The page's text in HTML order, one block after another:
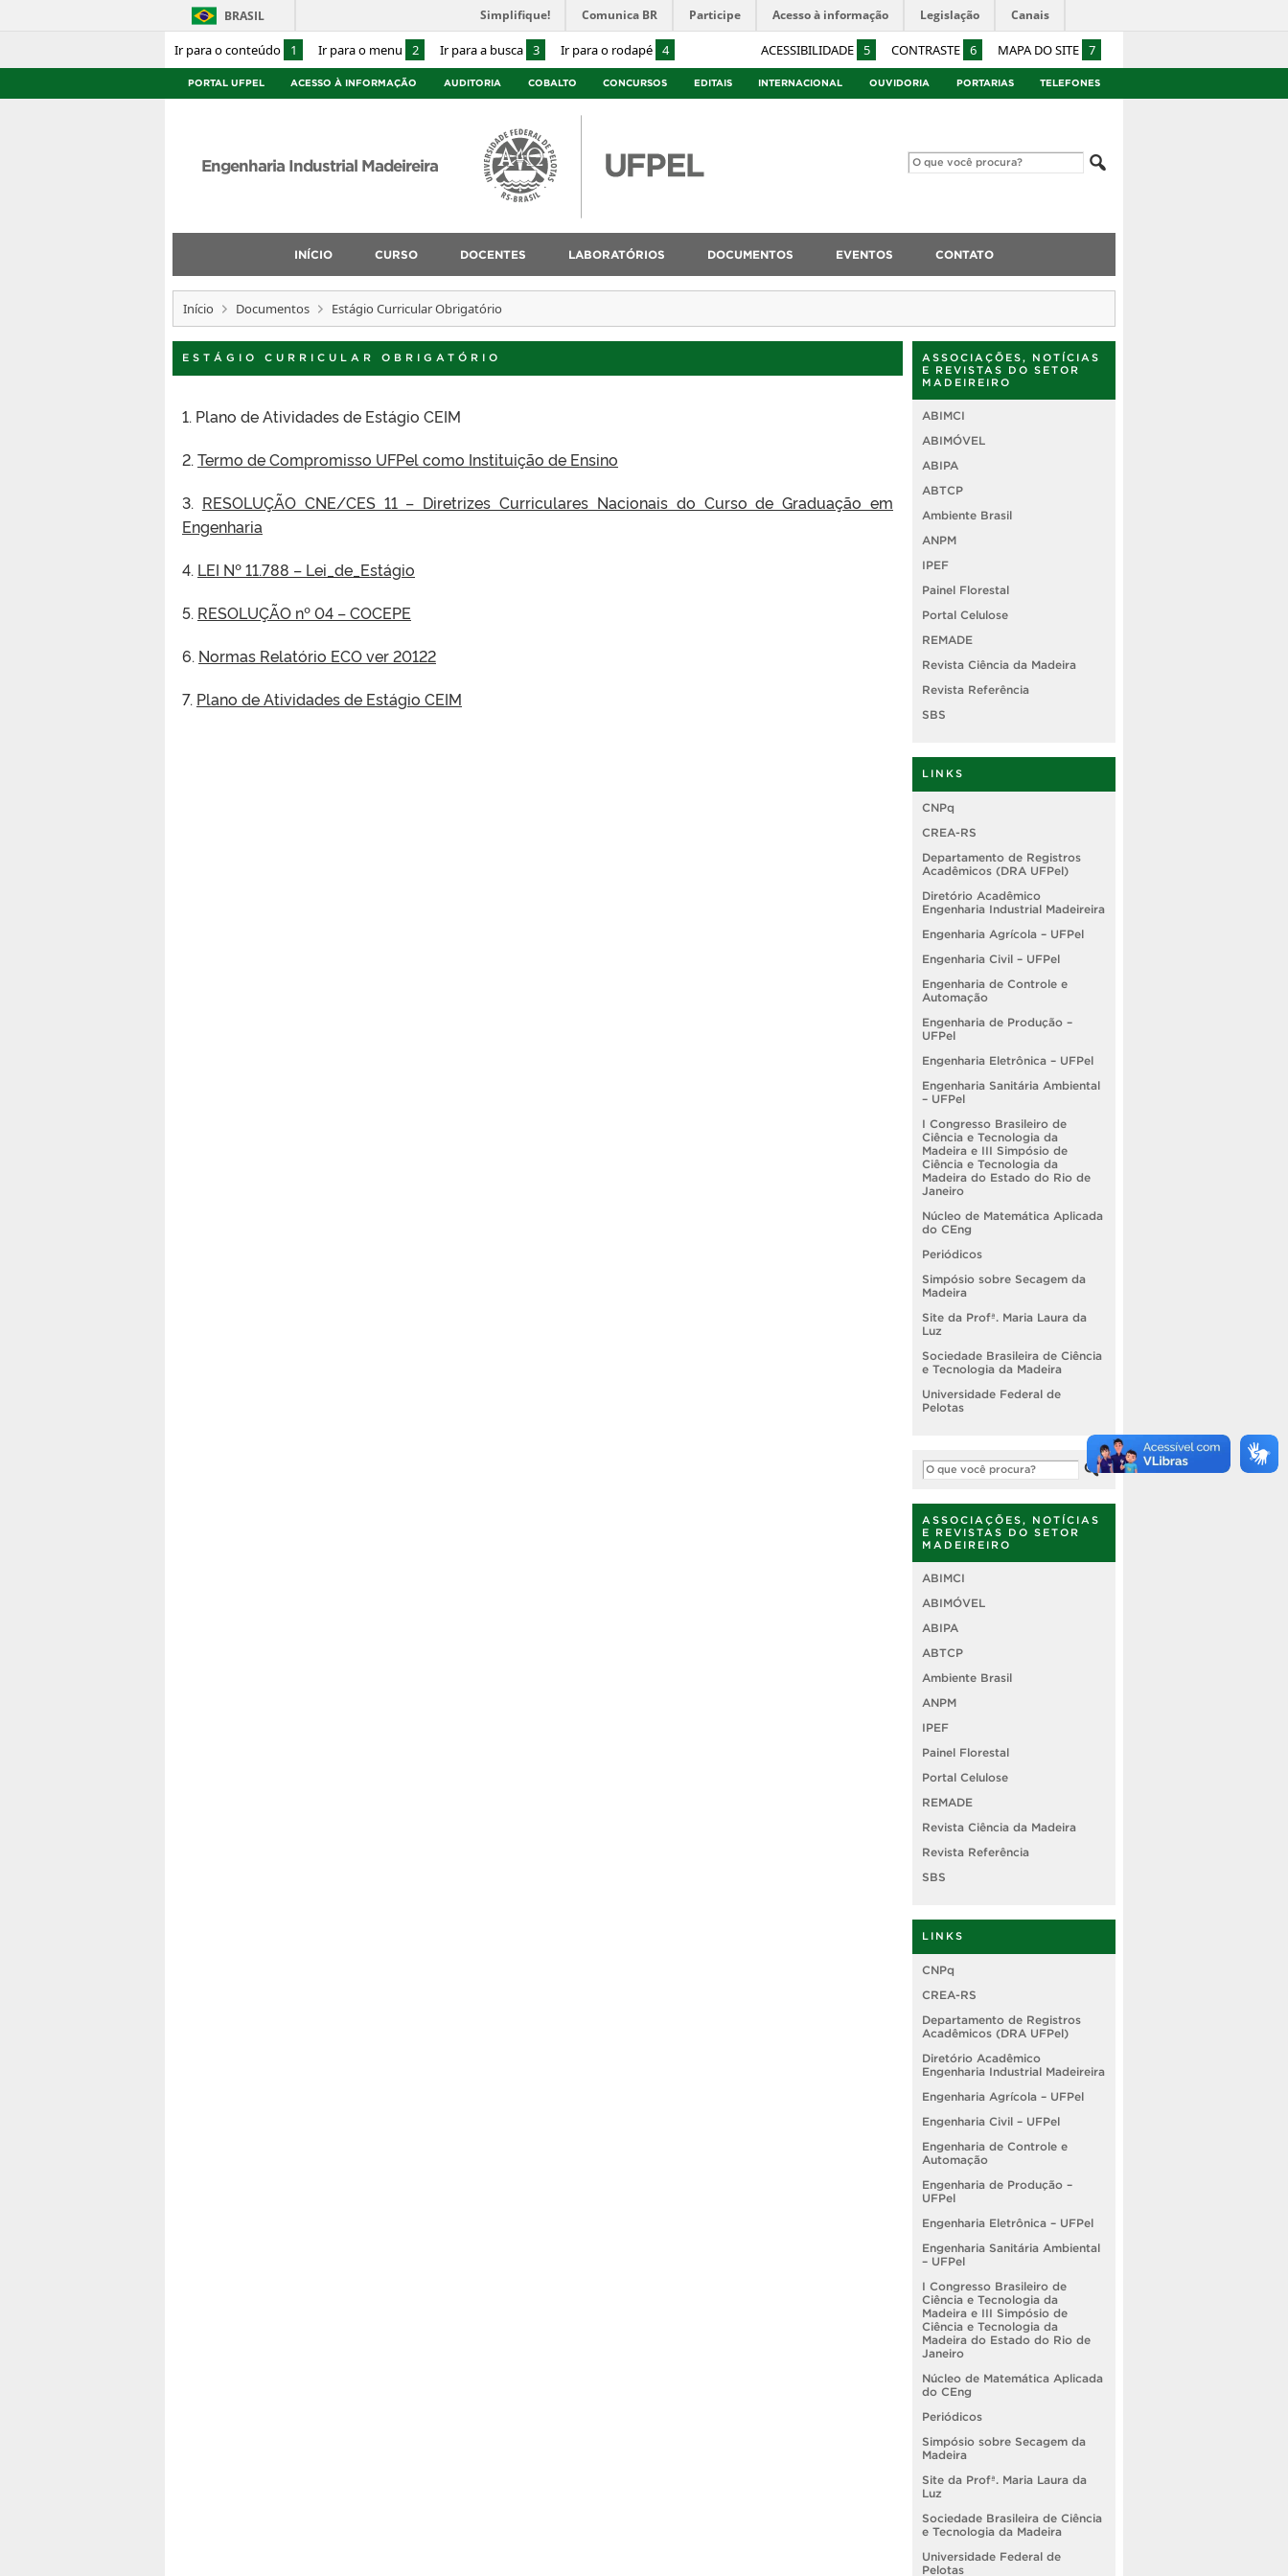
Ir para o conteúdo 1 Ir para o menu 2 Ir para a busca 3 Ir para o rodapé 4 ACESSIBILIDADE 5 CONTRASTE 6 MAPA DO SITE 7
BRASIL Simplifique! Comunica BR Participe Acesso à informação Legislação Canais
PORTAL UFPEL ACESSO À INFORMAÇÃO AUDITORIA COBALTO CONCURSOS EDITAIS INTERNACIONAL OUVIDORIA PORTARIAS TELEFONES
Engenharia Industrial Madeireira
INÍCIO CURSO DOCENTES LABORATÓRIOS DOCUMENTOS EVENTOS CONTATO
Início Documentos Estágio Curricular Obrigatório
ESTÁGIO CURRICULAR OBRIGATÓRIO
1. Plano de Atividades de Estágio CEIM
2. Termo de Compromisso UFPel como Instituição de Ensino
3. RESOLUÇÃO CNE/CES 11 – Diretrizes Curriculares Nacionais do Curso de Graduação em
Engenharia
4. LEI Nº 11.788 – Lei_de_Estágio
5. RESOLUÇÃO nº 04 – COCEPE
6. Normas Relatório ECO ver 20122
7. Plano de Atividades de Estágio CEIM
ASSOCIAÇÕES, NOTÍCIAS
E REVISTAS DO SETOR
MADEIREIRO
ABIMCI
ABIMÓVEL
ABIPA
ABTCP
Ambiente Brasil
ANPM
IPEF
Painel Florestal
Portal Celulose
REMADE
Revista Ciência da Madeira
Revista Referência
SBS
LINKS
CNPq
CREA-RS
Departamento de Registros
Acadêmicos (DRA UFPel)
Diretório Acadêmico
Engenharia Industrial Madeireira
Engenharia Agrícola – UFPel
Engenharia Civil – UFPel
Engenharia de Controle e
Automação
Engenharia de Produção –
UFPel
Engenharia Eletrônica – UFPel
Engenharia Sanitária Ambiental
– UFPel
I Congresso Brasileiro de
Ciência e Tecnologia da
Madeira e III Simpósio de
Ciência e Tecnologia da
Madeira do Estado do Rio de
Janeiro
Núcleo de Matemática Aplicada
do CEng
Periódicos
Simpósio sobre Secagem da
Madeira
Site da Profª. Maria Laura da
Luz
Sociedade Brasileira de Ciência
e Tecnologia da Madeira
Universidade Federal de
Pelotas
ASSOCIAÇÕES, NOTÍCIAS
E REVISTAS DO SETOR
MADEIREIRO
ABIMCI
ABIMÓVEL
ABIPA
ABTCP
Ambiente Brasil
ANPM
IPEF
Painel Florestal
Portal Celulose
REMADE
Revista Ciência da Madeira
Revista Referência
SBS
LINKS
CNPq
CREA-RS
Departamento de Registros
Acadêmicos (DRA UFPel)
Diretório Acadêmico
Engenharia Industrial Madeireira
Engenharia Agrícola – UFPel
Engenharia Civil – UFPel
Engenharia de Controle e
Automação
Engenharia de Produção –
UFPel
Engenharia Eletrônica – UFPel
Engenharia Sanitária Ambiental
– UFPel
I Congresso Brasileiro de
Ciência e Tecnologia da
Madeira e III Simpósio de
Ciência e Tecnologia da
Madeira do Estado do Rio de
Janeiro
Núcleo de Matemática Aplicada
do CEng
Periódicos
Simpósio sobre Secagem da
Madeira
Site da Profª. Maria Laura da
Luz
Sociedade Brasileira de Ciência
e Tecnologia da Madeira
Universidade Federal de
Pelotas